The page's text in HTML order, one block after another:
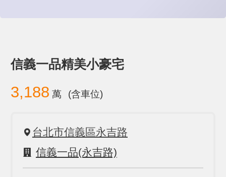
信義一品精美小豪宅
3,188 萬 (含車位)
台北市信義區永吉路
信義一品(永吉路)